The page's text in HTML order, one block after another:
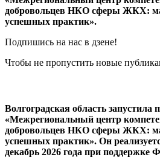
добровольцев НКО сферы ЖКХ:
успешных практик».
Подпишись на нас в дзене!
Чтобы не пропустить новые
Волгоградская область запустила
«Межрегиональный центр
добровольцев НКО сферы ЖКХ:
успешных практик». Он
декабрь 2026 года при поддержке